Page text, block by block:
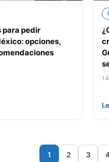
para pedir
opciones,
1 2 3